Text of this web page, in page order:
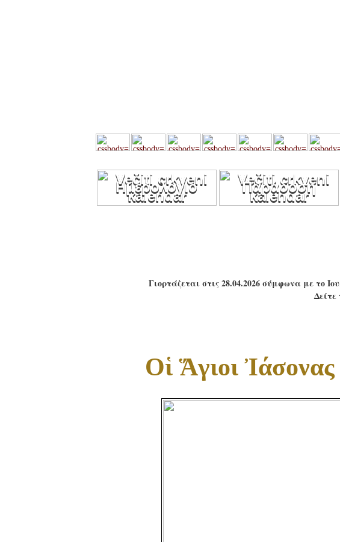
Ημερολόγιο Παράδοση
Γιορτάζεται στις 28.04.2026 σύμφωνα με το
Οἱ Ἅγιοι